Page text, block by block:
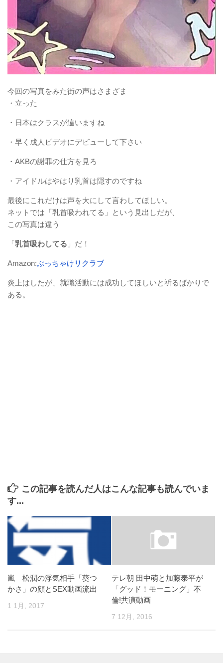
今回の写真をみた街の声はさまざま
・立った
・日本はクラスが違いますね
・早く成人ビデオにデビューして下さい
・AKBの謝罪の仕方を見ろ
・アイドルはやはり乳首は隠すのですね
最後にこれだけは声を大にして言わしてほしい。
ネットでは「乳首吸われてる」という見出しだが、
この写真は違う
「乳首吸わしてる 」だ！
Amazon:ぶっちゃけリクラブ
炎上はしたが、就職活動には成功してほしいと祈るばかりで
ある。
この記事を読んだ人はこんな記事も読んでいま
す...
嵐 松潤の浮気相手「葵つ
かさ」の顔とSEX動画流出
1 1月, 2017
テレ朝 田中萌と加藤泰平が
「グッド！モーニング」不
倫!共演動画
7 12月, 2016